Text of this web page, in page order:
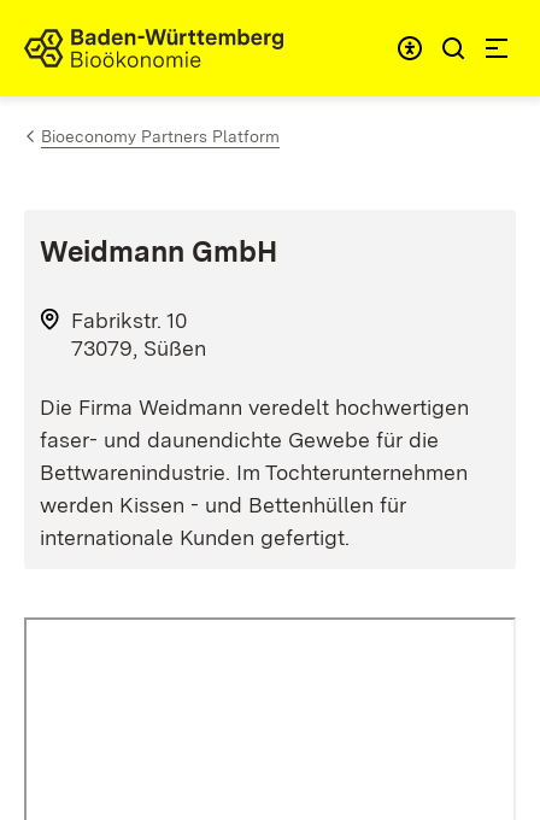
Skip to content
Link to homepage
Bioeconomy Partners Platform
Weidmann GmbH
Fabrikstr. 10
73079, Süßen
Die Firma Weidmann veredelt hochwertigen
faser- und daunendichte Gewebe für die
Bettwarenindustrie. Im Tochterunternehmen
werden Kissen - und Bettenhüllen für
internationale Kunden gefertigt.